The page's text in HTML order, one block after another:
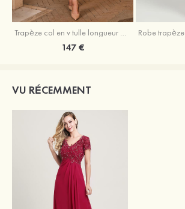
Trapèze col en v tulle longueur mollet robe de mère de la mariée avec appliqué paillettes ceinture
147 €
VU RÉCEMMENT